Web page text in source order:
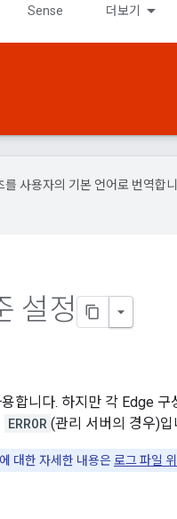
Sense 더보기
사용자의 기본 언어로 번역합
설정
합니다. 하지만 각 Edge
ERROR (관리 서버의 경우)입
대한 자세한 내용은로그 파일